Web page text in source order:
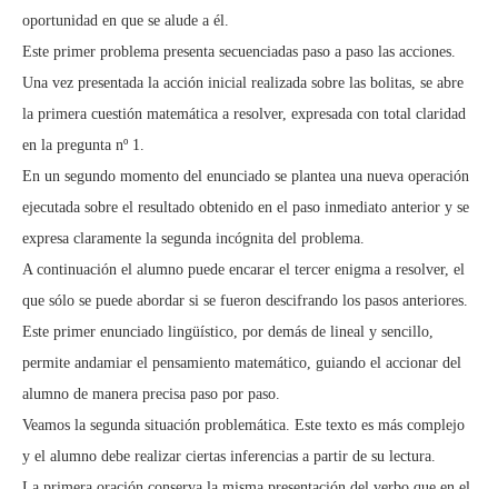
oportunidad en que se alude a él.
Este primer problema presenta secuenciadas paso a paso las acciones.
Una vez presentada la acción inicial realizada sobre las bolitas, se abre
la primera cuestión matemática a resolver, expresada con total claridad
en la pregunta nº 1.
En un segundo momento del enunciado se plantea una nueva operación
ejecutada sobre el resultado obtenido en el paso inmediato anterior y se
expresa claramente la segunda incógnita del problema.
A continuación el alumno puede encarar el tercer enigma a resolver, el
que sólo se puede abordar si se fueron descifrando los pasos anteriores.
Este primer enunciado lingüístico, por demás de lineal y sencillo,
permite andamiar el pensamiento matemático, guiando el accionar del
alumno de manera precisa paso por paso.
Veamos la segunda situación problemática. Este texto es más complejo
y el alumno debe realizar ciertas inferencias a partir de su lectura.